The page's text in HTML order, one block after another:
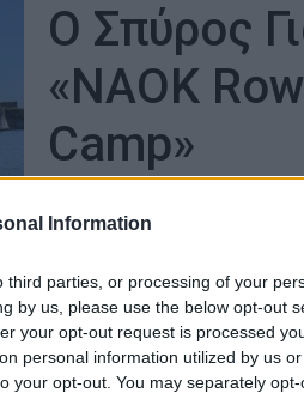
Information
parties, or processing of your
by us, please use the below opt-out
your opt-out request is processed
personal information utilized by us
your opt-out. You may separately
Ο Σπύρος
«NAOK
Camp»
Ο Θρύλος της
Ολυμπιονίκης Σπύρος
και ανθρώπου και η
γεμίζει χαρά,
προσωπικότητα και την
παράδειγμα για τη